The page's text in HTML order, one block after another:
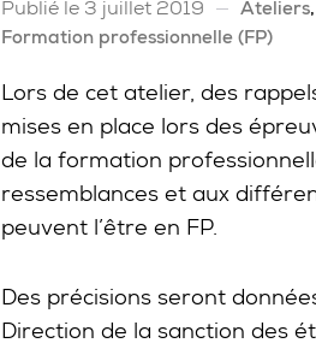
Publié le 3 juillet 2019 Ateliers
Formation professionnelle (FP)
Lors de cet atelier, des
mises en place lors des
de la formation
ressemblances et aux
peuvent l’être en FP.
Des précisions seront
Direction de la sanction des